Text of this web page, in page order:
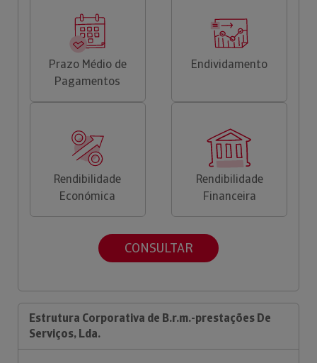
Prazo Médio de
Pagamentos
Endividamento
Rendibilidade
Económica
Rendibilidade
Financeira
CONSULTAR
Estrutura Corporativa de B.r.m.-prestações De
Serviços, Lda.